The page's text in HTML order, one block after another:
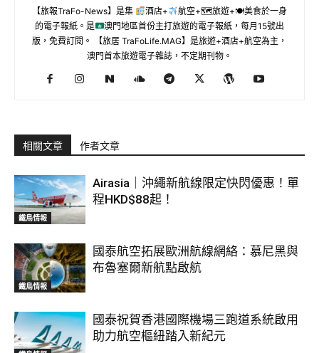
【旅報TraFo-News】是集 酒店+
航空+🗺旅遊+🍽美食於一身
的電子報紙。是
澳門地區首份主打旅遊的電子報紙，每月15號出
版，免費訂閱。 【旅居 TraFoLife.MAG】是旅遊+酒店+航空為主，
澳門首本旅遊電子雜誌，不定期刊物。
相關文章 作者文章
鐵鳥情報
Airasia｜沖繩新航線限定快閃優惠！單
程HKD$88起！
鐵鳥情報
國泰航空拓展歐洲航線網絡：慕尼黑與
布魯塞爾新航點啟航
國泰祝賀香港國際機場三跑道系統啟用
助力航空樞紐踏入新紀元